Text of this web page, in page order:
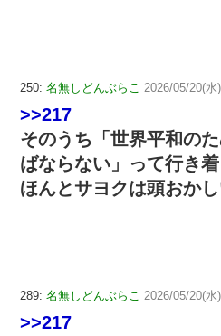
250: 名無しどんぶらこ 2026/05/20(
>>217
そのうち「世界平和の
ばならない」って行き
ほんとサヨクは頭おか
289: 名無しどんぶらこ 2026/05/20(
>>217